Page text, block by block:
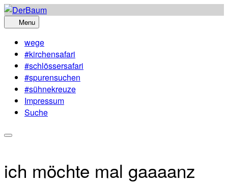
Skip
to
Menu
wege
#kirchensafari
#schlössersafari
#spurensuchen
#sühnekreuze
Impressum
Suche
ich möchte mal gaaaanz